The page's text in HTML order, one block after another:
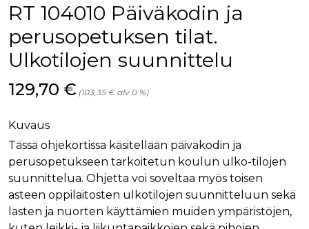
RT 104010 Päiväkodin ja
perusopetuksen tilat.
Ulkotilojen suunnittelu
Hinta nyt
129,70 € (103,35 € alv 0 %)
Kuvaus
Tässä ohjekortissa käsitellään päiväkodin ja
perusopetukseen tarkoitetun koulun ulko-tilojen
suunnittelua. Ohjetta voi soveltaa myös toisen
asteen oppilaitosten ulkotilojen suunnitteluun sekä
lasten ja nuorten käyttämien muiden ympäristöjen,